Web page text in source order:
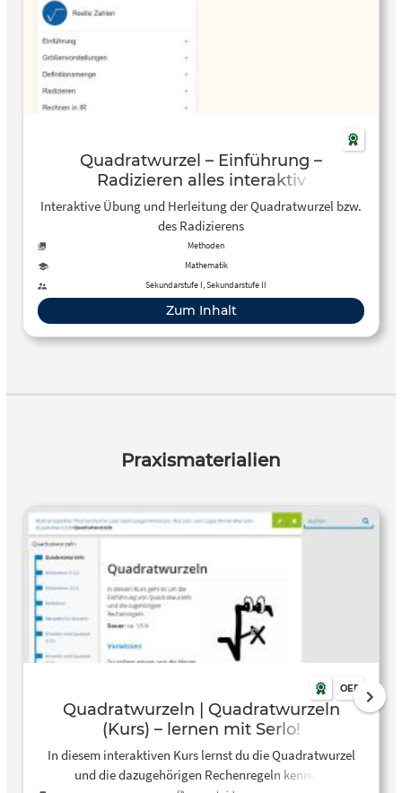
Quadratwurzel – Einführung –
Radizieren alles interaktiv
Interaktive Übung und Herleitung der Quadratwurzel bzw.
des Radizierens
Methoden
Mathematik
Sekundarstufe I, Sekundarstufe II
Zum Inhalt
Praxismaterialien
OER
Quadratwurzeln | Quadratwurzeln
(Kurs) – lernen mit Serlo!
In diesem interaktiven Kurs lernst du die Quadratwurzel
und die dazugehörigen Rechenregeln kennen.